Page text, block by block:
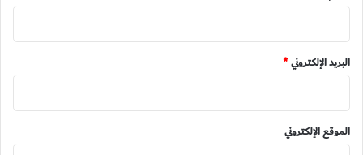
البريد الإلكتروني*
الموقع الإلكتروني